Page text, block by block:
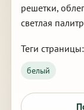
решетки,
светлая
Теги страницы:
белый